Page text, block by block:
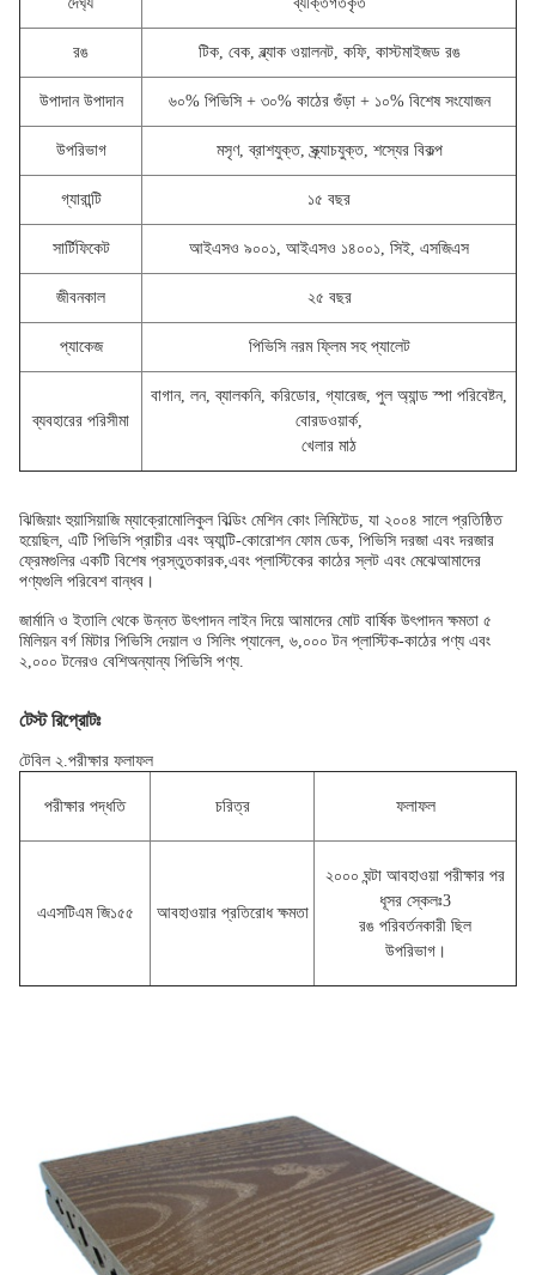
রঙ টিক, বেক, ব্ল্যাক ওয়ালনট, কফি, কাস্টমাইজড রঙ
উপাদান উপাদান ৬০% পিভিসি + ৩০% কাঠের গুঁড়া + ১০% বিশেষ সংযোজন
উপরিভাগ মসৃণ, ব্রাশযুক্ত, স্ক্র্যাচযুক্ত, শস্যের বিকল্প
গ্যারান্টি ১৫ বছর
সার্টিফিকেট আইএসও ৯০০১, আইএসও ১৪০০১, সিই, এসজিএস
জীবনকাল ২৫ বছর
প্যাকেজ পিভিসি নরম ফ্লিম সহ প্যালেট
ব্যবহারের পরিসীমা
বাগান, লন, ব্যালকনি, করিডোর, গ্যারেজ, পুল অ্যান্ড স্পা পরিবেষ্টন,
বোরডওয়ার্ক,
খেলার মাঠ
ঝিজিয়াং হুয়াসিয়াজি ম্যাক্রোমোলিকুল বিল্ডিং মেশিন কোং লিমিটেড, যা ২০০৪ সালে প্রতিষ্ঠিত
হয়েছিল, এটি পিভিসি প্রাচীর এবং অ্যান্টি-কোরোশন ফোম ডেক, পিভিসি দরজা এবং দরজার
ফ্রেমগুলির একটি বিশেষ প্রস্তুতকারক,এবং প্লাস্টিকের কাঠের স্লট এবং মেঝেআমাদের
পণ্যগুলি পরিবেশ বান্ধব।
জার্মানি ও ইতালি থেকে উন্নত উৎপাদন লাইন দিয়ে আমাদের মোট বার্ষিক উৎপাদন ক্ষমতা ৫
মিলিয়ন বর্গ মিটার পিভিসি দেয়াল ও সিলিং প্যানেল, ৬,০০০ টন প্লাস্টিক-কাঠের পণ্য এবং
২,০০০ টনেরও বেশিঅন্যান্য পিভিসি পণ্য.
টেস্ট রিপ্রোটঃ
টেবিল ২.পরীক্ষার ফলাফল
পরীক্ষার পদ্ধতি চরিত্র ফলাফল
এএসটিএম জি১৫৫ আবহাওয়ার প্রতিরোধ ক্ষমতা
২০০০ ঘন্টা আবহাওয়া পরীক্ষার পর
ধূসর স্কেলঃ3
রঙ পরিবর্তনকারী ছিল
উপরিভাগ।